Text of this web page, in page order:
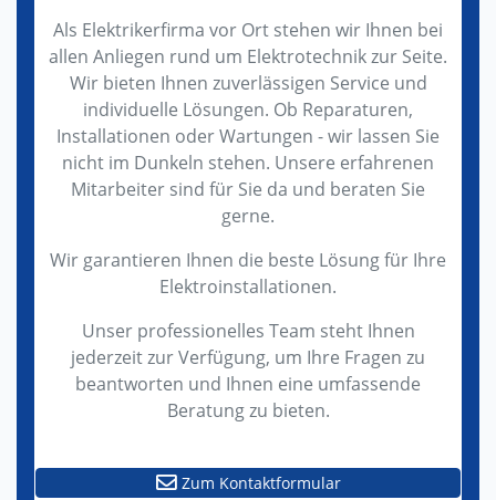
Als Elektrikerfirma vor Ort stehen wir Ihnen bei
allen Anliegen rund um Elektrotechnik zur Seite.
Wir bieten Ihnen zuverlässigen Service und
individuelle Lösungen. Ob Reparaturen,
Installationen oder Wartungen - wir lassen Sie
nicht im Dunkeln stehen. Unsere erfahrenen
Mitarbeiter sind für Sie da und beraten Sie
gerne.
Wir garantieren Ihnen die beste Lösung für Ihre
Elektroinstallationen.
Unser professionelles Team steht Ihnen
jederzeit zur Verfügung, um Ihre Fragen zu
beantworten und Ihnen eine umfassende
Beratung zu bieten.
Zum Kontaktformular